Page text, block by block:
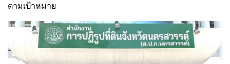
ตามเป้าหมาย